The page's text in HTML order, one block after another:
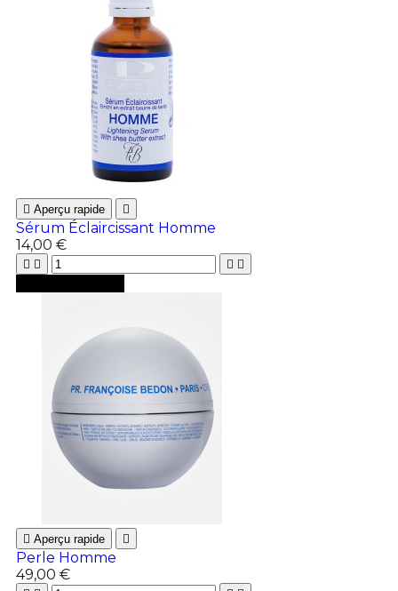
 Aperçu rapide 
Sérum Éclaircissant Homme
14,00 €
   
 Aperçu rapide 
Perle Homme
49,00 €